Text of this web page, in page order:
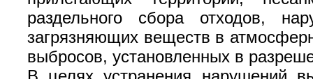
раздельного сбора отходов,
загрязняющих веществ в
выбросов, установленных в